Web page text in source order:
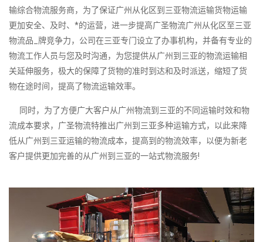
输综合物流服务商，为了保证广州从化区到三亚物流运输货物运输
更加安全、及时、*的运营，进一步提高广圣物流广州从化区至三亚
物流品_牌竞争力，公司在三亚专门设立了办事机构，并备有专业的
物流工作人员与您及时沟通，为您提供从广州到三亚的物流运输相
关延伸服务，极大的保障了货物的准时到达和及时派送，缩短了货
物在途时间，提高了物流运输效率。
同时，为了方便广大客户从广州物流到三亚的不同运输时效和物
流成本要求，广圣物流特推出广州到三亚多种运输方式，以此来降
低从广州到三亚运输的物流成本，提高到的物流效率，以便为新老
客户提供更加完善的从广州到三亚的一站式物流服务!